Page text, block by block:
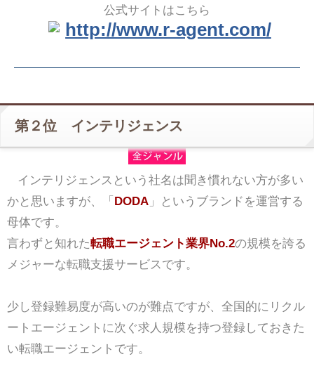
公式サイトはこちら
http://www.r-agent.com/
第２位 インテリジェンス
インテリジェンスという社名は聞き慣れない方が多い
かと思いますが、「 DODA」というブランドを運営する
母体です。
言わずと知れた転職エージェント業界No.2の規模を誇る
メジャーな転職支援サービスです。
少し登録難易度が高いのが難点ですが、全国的にリクル
ートエージェントに次ぐ求人規模を持つ登録しておきた
い転職エージェントです。